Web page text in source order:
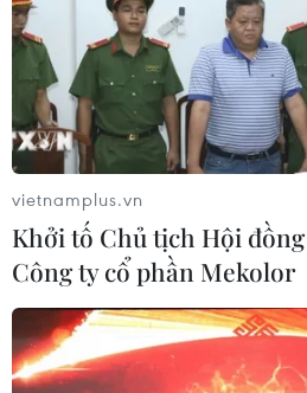
vietnamplus.vn
Khởi tố Chủ tịch Hội
Công ty cổ phần Mekolor